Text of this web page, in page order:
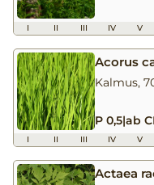
I II III IV V
Acorus
Kalmus,
P 0,5|ab
I II III IV V
Actaea